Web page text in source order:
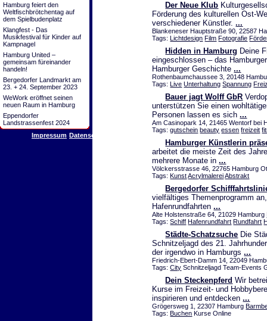
Hamburg feiert den
Weltfischbrötchentag auf
dem Spielbudenplatz
Klangfest - Das
Musikfestival für Kinder auf
Kampnagel
Hamburg United –
gemeinsam füreinander
handeln!
Bergedorfer Landmarkt am
23. + 24. September 2023
WeWork eröffnet seinen
neuen Raum in Hamburg
Eppendorfer
Landstrassenfest 2024
Impressum Datenschutz
Der Neue Klub
Förderung des kulturellen Ost-
verschiedener Künstler....
Blankeneser Hauptstraße 90, 22587
Tags:Lichtdesign Film Fotografie
Hidden in Hamburg Deine
eingeschlossen – das
Hamburger Geschichte...
Rothenbaumchaussee 3, 20148
Tags:Live Unterhaltung Spannung
Bauer jagt Wolff GbR
unterstützen Sie einen
Personen lassen es sich...
Am Casinopark 14, 21465 Wentorf bei
Tags:gutschein beauty essen freizeit
Hamburger Künstlerin
arbeitet die meiste Zeit des
mehrere Monate in...
Völckersstrasse 46, 22765 Hamburg
Tags:Kunst Acrylmalerei Abstrakt
Bergedorfer
vielfältiges Themenprogramm
Hafenrundfahrten...
Alte Holstenstraße 64, 21029 Hamburg
Tags:Schiff Hafenrundfahrt Rundfahrt
Städte-Schatzsuche Die
Schnitzeljagd des 21.
der irgendwo in Hamburgs...
Friedrich-Ebert-Damm 14, 22049
Tags:City Schnitzeljagd Team-Events
Dein Steckenpferd Wir
Kurse im Freizeit- und
inspirieren und entdecken...
Grögersweg 1, 22307 Hamburg
Tags:Buchen Kurse Online